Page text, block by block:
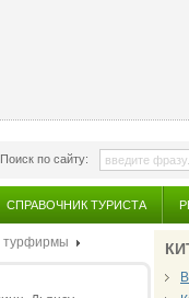
Поиск по сайту:
СПРАВОЧНИК ТУРИСТА
турфирмы